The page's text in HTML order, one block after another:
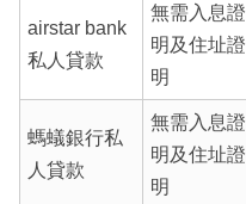
airstar bank
私人貸款
無需入息證
明及住址證
明
螞蟻銀行私
人貸款
無需入息證
明及住址證
明